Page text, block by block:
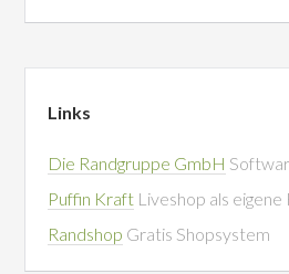
Links
Die Randgruppe GmbH
Puffin Kraft Liveshop als
Randshop Gratis Shopsystem